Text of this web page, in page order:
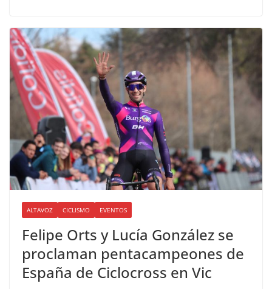
ALTAVOZ CICLISMO EVENTOS
Felipe Orts y Lucía González se
proclaman pentacampeones de
España de Ciclocross en Vic